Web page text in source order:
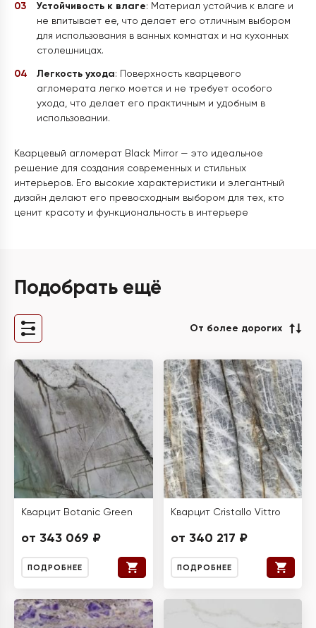
Устойчивость к влаге: Материал устойчив к влаге и
не впитывает ее, что делает его отличным выбором
для использования в ванных комнатах и на кухонных
столешницах.
Легкость ухода: Поверхность кварцевого
агломерата легко моется и не требует особого
ухода, что делает его практичным и удобным в
использовании.
Кварцевый агломерат Black Mirror — это идеальное
решение для создания современных и стильных
интерьеров. Его высокие характеристики и элегантный
дизайн делают его превосходным выбором для тех, кто
ценит красоту и функциональность в интерьере
Подобрать ещё
От более дорогих
Кварцит Botanic Green
от 343 069 ₽
ПОДРОБНЕЕ
Кварцит Cristallo Vittro
от 340 217 ₽
ПОДРОБНЕЕ